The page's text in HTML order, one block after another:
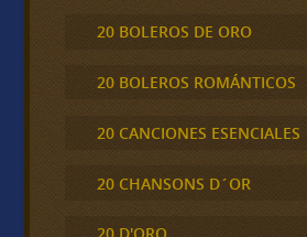
20 BOLEROS DE ORO
20 BOLEROS ROMÁNTICOS
20 CANCIONES ESENCIALES
20 CHANSONS D´OR